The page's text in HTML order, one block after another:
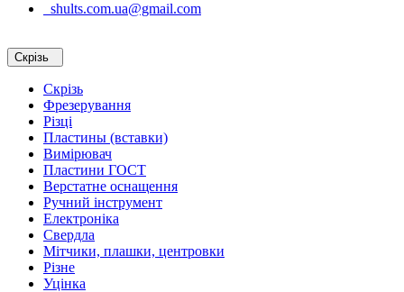
shults.com.ua@gmail.com
Скрізь
Скрізь
Фрезерування
Різці
Пластины (вставки)
Вимірювач
Пластини ГОСТ
Верстатне оснащення
Ручний інструмент
Електроніка
Свердла
Мітчики, плашки, центровки
Різне
Уцінка